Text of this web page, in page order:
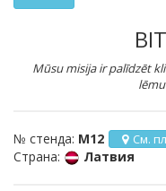
Mūsu misija ir palīdzēt
№ стенда: M12 См.
Страна: Латвия